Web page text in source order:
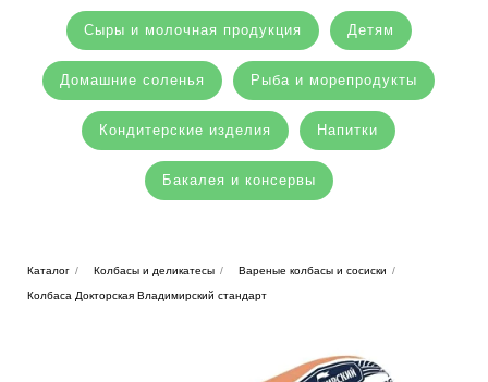
Сыры и молочная продукция Детям
Домашние соленья Рыба и морепродукты
Кондитерские изделия Напитки
Бакалея и консервы
Каталог / Колбасы и деликатесы / Вареные колбасы и сосиски /
Колбаса Докторская Владимирский стандарт